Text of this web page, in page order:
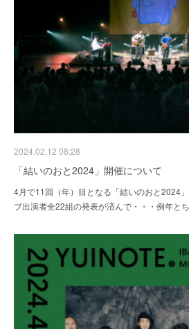
2024.02.12 08:28
「結いのおと2024」開催について
4月で11回（年）目となる「結いのおと2024
ブ出演者全22組の発表が済んで・・・例年と